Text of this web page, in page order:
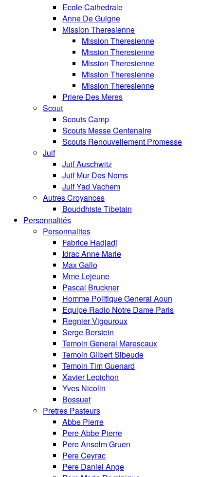
Ecole Cathedrale
Anne De Guigne
Mission Theresienne
Mission Theresienne
Mission Theresienne
Mission Theresienne
Mission Theresienne
Mission Theresienne
Priere Des Meres
Scout
Scouts Camp
Scouts Messe Centenaire
Scouts Renouvellement Promesse
Juif
Juif Auschwitz
Juif Mur Des Noms
Juif Yad Vachem
Autres Croyances
Bouddhiste Tibetain
Personnalités
Personnalites
Fabrice Hadjadj
Idrac Anne Marie
Max Gallo
Mme Lejeune
Pascal Bruckner
Homme Politique General Aoun
Equipe Radio Notre Dame Paris
Regnier Vigouroux
Serge Berstein
Temoin General Marescaux
Temoin Gilbert Sibeude
Temoin Tim Guenard
Xavier Lepichon
Yves Nicolin
Bossuet
Pretres Pasteurs
Abbe Pierre
Pere Abbe Pierre
Pere Anselm Gruen
Pere Ceyrac
Pere Daniel Ange